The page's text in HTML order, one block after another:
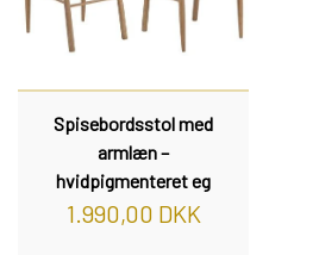
Spisebordsstol med
armlæn –
hvidpigmenteret eg
1.990,00 DKK